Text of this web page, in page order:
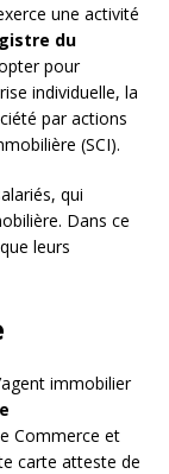
une activité
du
pour
individuelle, la
par actions
(SCI).
qui
Dans ce
leurs
immobilier
Commerce et
carte atteste de